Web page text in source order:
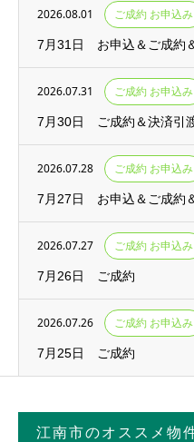
2026.08.01 ご成約 お申込み
7月31日 お申込＆ご成約
2026.07.31 ご成約 お申込み
7月30日 ご成約＆決済引
2026.07.28 ご成約 お申込み
7月27日 お申込＆ご成約
2026.07.27 ご成約 お申込み
7月26日 ご成約
2026.07.26 ご成約 お申込み
7月25日 ご成約
江南市のオススメ物